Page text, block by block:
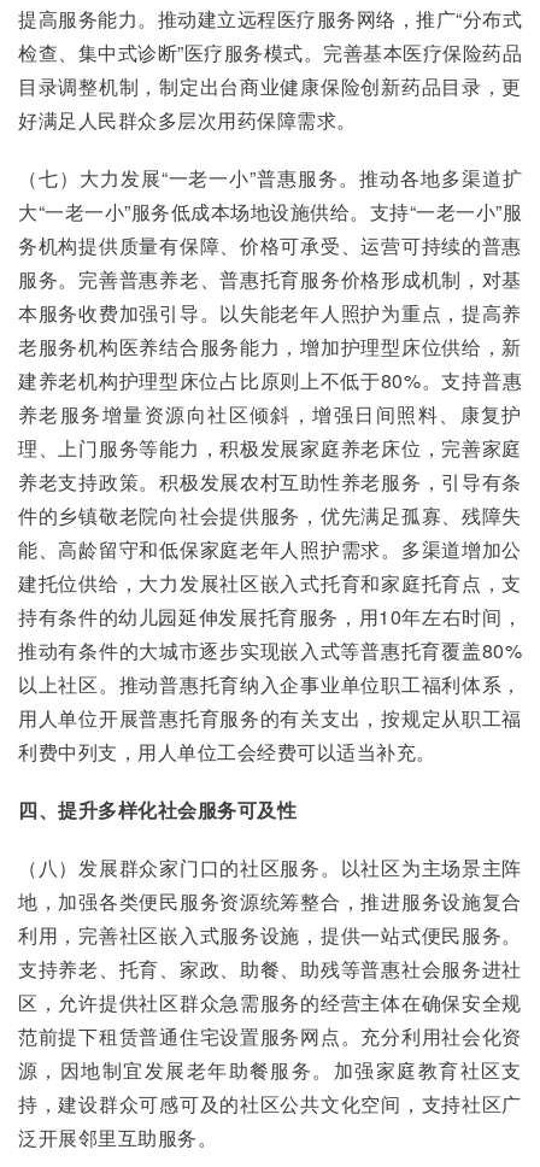
提高服务能力。推动建立远程医疗服务网络，推广“分布式
检查、集中式诊断”医疗服务模式。完善基本医疗保险药品
目录调整机制，制定出台商业健康保险创新药品目录，更
好满足人民群众多层次用药保障需求。
（七）大力发展“一老一小”普惠服务。推动各地多渠道扩
大“一老一小”服务低成本场地设施供给。支持“一老一小”服
务机构提供质量有保障、价格可承受、运营可持续的普惠
服务。完善普惠养老、普惠托育服务价格形成机制，对基
本服务收费加强引导。以失能老年人照护为重点，提高养
老服务机构医养结合服务能力，增加护理型床位供给，新
建养老机构护理型床位占比原则上不低于80%。支持普惠
养老服务增量资源向社区倾斜，增强日间照料、康复护
理、上门服务等能力，积极发展家庭养老床位，完善家庭
养老支持政策。积极发展农村互助性养老服务，引导有条
件的乡镇敬老院向社会提供服务，优先满足孤寡、残障失
能、高龄留守和低保家庭老年人照护需求。多渠道增加公
建托位供给，大力发展社区嵌入式托育和家庭托育点，支
持有条件的幼儿园延伸发展托育服务，用10年左右时间，
推动有条件的大城市逐步实现嵌入式等普惠托育覆盖80%
以上社区。推动普惠托育纳入企事业单位职工福利体系，
用人单位开展普惠托育服务的有关支出，按规定从职工福
利费中列支，用人单位工会经费可以适当补充。
四、提升多样化社会服务可及性
（八）发展群众家门口的社区服务。以社区为主场景主阵
地，加强各类便民服务资源统筹整合，推进服务设施复合
利用，完善社区嵌入式服务设施，提供一站式便民服务。
支持养老、托育、家政、助餐、助残等普惠社会服务进社
区，允许提供社区群众急需服务的经营主体在确保安全规
范前提下租赁普通住宅设置服务网点。充分利用社会化资
源，因地制宜发展老年助餐服务。加强家庭教育社区支
持，建设群众可感可及的社区公共文化空间，支持社区广
泛开展邻里互助服务。